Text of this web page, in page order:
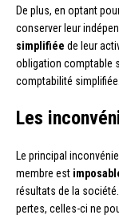
De plus, en optant
conserver leur
simplifiée de leur
obligation comptable
comptabilité simplifiée.
Les
Le principal
membre est
résultats de la
pertes, celles-ci ne